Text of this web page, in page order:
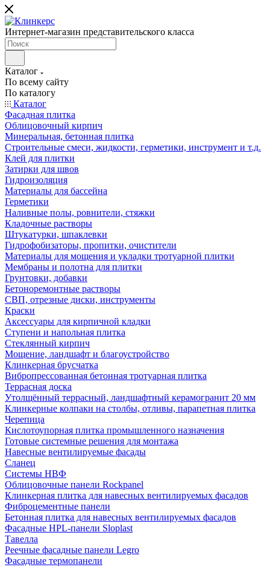
Интернет-магазин представительского класса
Каталог
По всему сайту
По каталогу
Каталог
Фасадная плитка
Облицовочный кирпич
Минеральная, бетонная плитка
Строительные смеси, жидкости, герметики, инструмент и т.д.
Клей для плитки
Затирки для швов
Гидроизоляция
Материалы для бассейна
Герметики
Наливные полы, ровнители, стяжки
Кладочные растворы
Штукатурки, шпаклевки
Гидрофобизаторы, пропитки, очистители
Материалы для мощения и укладки тротуарной плитки
Мембраны и полотна для плитки
Грунтовки, добавки
Бетоноремонтные растворы
СВП, отрезные диски, инструменты
Краски
Аксессуары для кирпичной кладки
Ступени и напольная плитка
Cтеклянный кирпич
Мощение, ландшафт и благоустройство
Клинкерная брусчатка
Вибропрессованная бетонная тротуарная плитка
Террасная доска
Утолщённый террасный, ландшафтный керамогранит 20 мм
Клинкерные колпаки на столбы, отливы, парапетная плитка
Черепица
Кислотоупорная плитка промышленного назначения
Готовые системные решения для монтажа
Навесные вентилируемые фасады
Сланец
Системы НВФ
Облицовочные панели Rockpanel
Клинкерная плитка для навесных вентилируемых фасадов
Фиброцементные панели
Бетонная плитка для навесных вентилируемых фасадов
Фасадные HPL-панели Sloplast
Тавелла
Реечные фасадные панели Legro
Фасадные термопанели